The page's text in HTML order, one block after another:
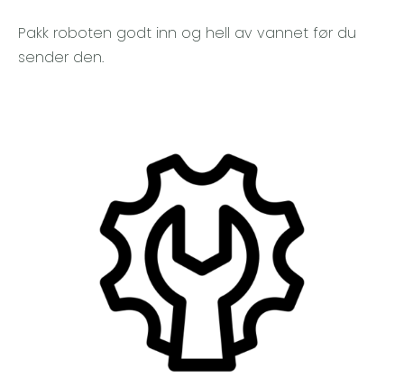
Pakk roboten godt inn og hell av vannet før du
sender den.